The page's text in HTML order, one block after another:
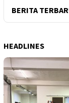
BERITA
HEADLINES